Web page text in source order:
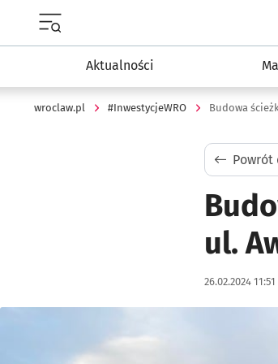
Aktualności
wroclaw.pl #InwestycjeWRO Budowa
Powrót
ul.
Data publikacji:
26.02.2024 11:51 |